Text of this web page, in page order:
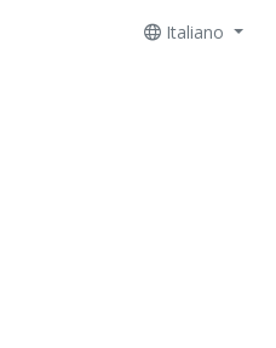
Italiano